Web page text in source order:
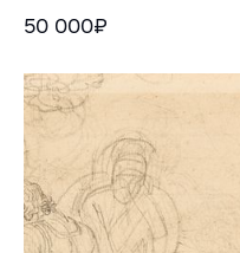
50 000₽